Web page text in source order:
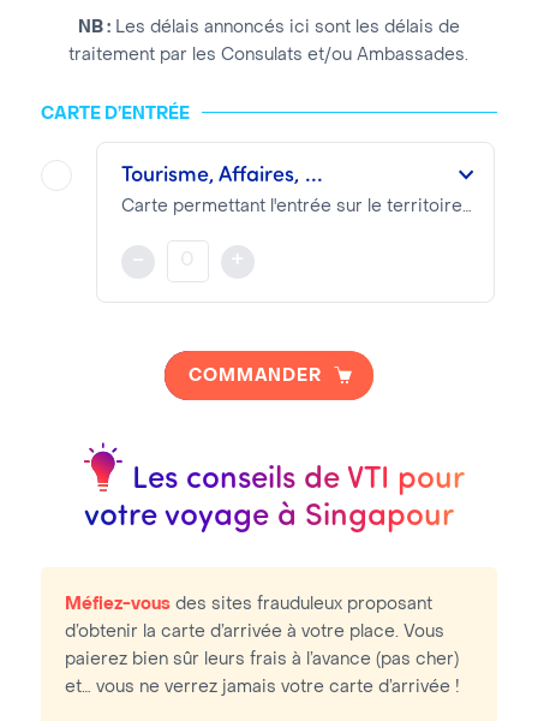
NB :Les délais annoncés ici sont les délais de
traitement par les Consulats et/ou Ambassades.
CARTE D’ENTRÉE
Tourisme, Affaires, ...
Carte permettant l'entrée sur le territoire Singapourien
Les Frais Visa se décomposent en :
Frais Prestation VTI : 50.95€
- +
COMMANDER
Les conseils de VTI pour
votre voyage à Singapour
Méfiez-vousdes sites frauduleux proposant
d’obtenir la carte d’arrivée à votre place. Vous
paierez bien sûr leurs frais à l’avance (pas cher)
et… vous ne verrez jamais votre carte d’arrivée !